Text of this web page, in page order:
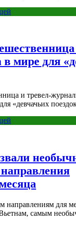
мире для
и тревел-
«девчачьих
направлениям для
Вьетнам, самым